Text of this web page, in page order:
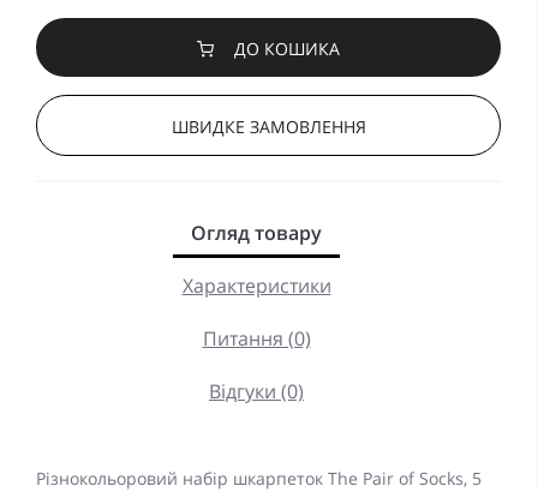
ДО КОШИКА
ШВИДКЕ ЗАМОВЛЕННЯ
Огляд товару
Характеристики
Питання (0)
Відгуки (0)
Різнокольоровий набір шкарпеток The Pair of Socks, 5